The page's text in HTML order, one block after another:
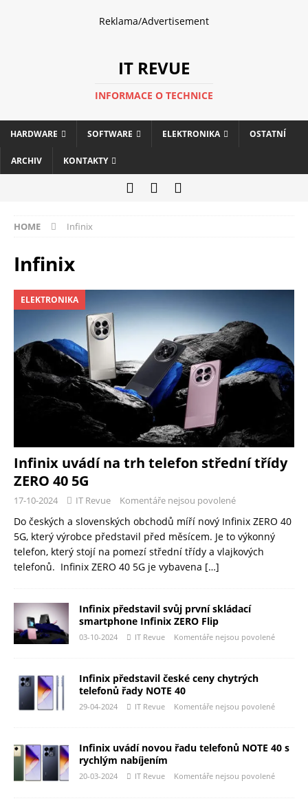
Reklama/Advertisement
IT REVUE
INFORMACE O TECHNICE
HARDWARE SOFTWARE ELEKTRONIKA OSTATNÍ
ARCHIV KONTAKTY
HOME Infinix
Infinix
ELEKTRONIKA
Infinix uvádí na trh telefon střední třídy
ZERO 40 5G
17-10-2024 IT Revue Komentáře nejsou povolené
Do českých a slovenských obchodů míří nový Infinix ZERO 40
5G, který výrobce představil před měsícem. Je to výkonný
telefon, který stojí na pomezí střední třídy a vlajkových
telefonů. Infinix ZERO 40 5G je vybavena […]
Infinix představil svůj první skládací
smartphone Infinix ZERO Flip
03-10-2024 IT Revue Komentáře nejsou povolené
Infinix představil české ceny chytrých
telefonů řady NOTE 40
29-04-2024 IT Revue Komentáře nejsou povolené
Infinix uvádí novou řadu telefonů NOTE 40 s
rychlým nabíjením
20-03-2024 IT Revue Komentáře nejsou povolené